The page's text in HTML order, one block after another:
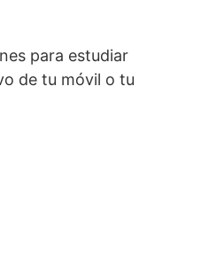
para estudiar
de tu móvil o tu